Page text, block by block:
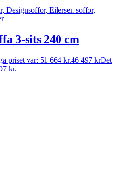
Designsoffor, Eilersen soffor,
3-sits 240 cm
priset var: 51 664 kr.46 497 krDet
kr.